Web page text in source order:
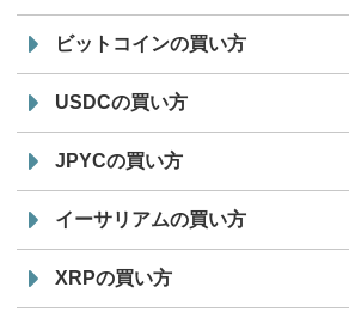
ビットコインの買い方
USDCの買い方
JPYCの買い方
イーサリアムの買い方
XRPの買い方